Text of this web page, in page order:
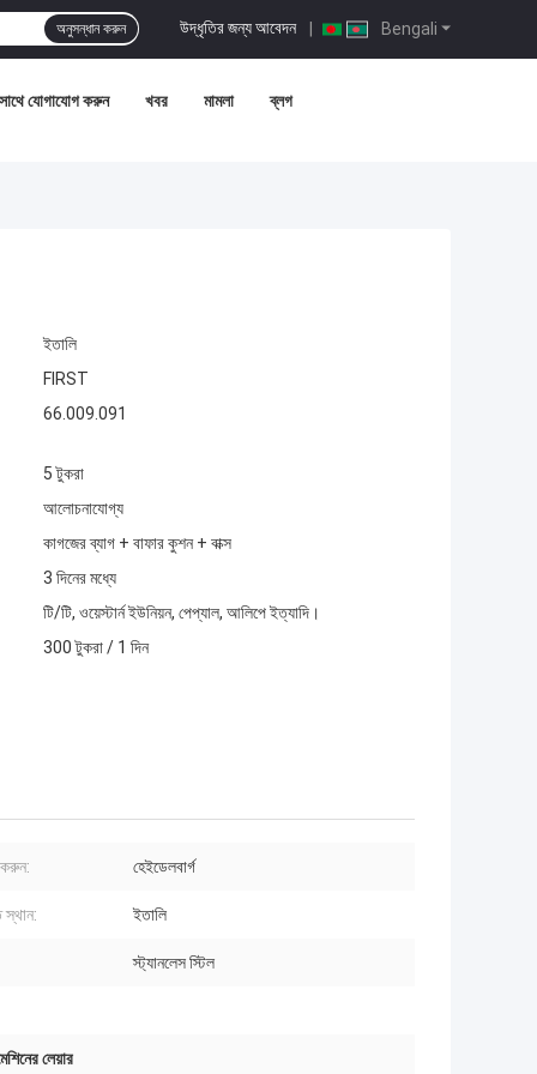
Bengali
উদ্ধৃতির জন্য আবেদন |
অনুসন্ধান করুন
যোগাযোগ করুন খবর মামলা ব্লগ
ইতালি
FIRST
66.009.091
5 টুকরা
আলোচনাযোগ্য
কাগজের ব্যাগ + বাফার কুশন + বাক্স
3 দিনের মধ্যে
টি/টি, ওয়েস্টার্ন ইউনিয়ন, পেপ্যাল, আলিপে ইত্যাদি।
300 টুকরা / 1 দিন
হেইডেলবার্গ
ইতালি
স্ট্যানলেস স্টিল
লেয়ার